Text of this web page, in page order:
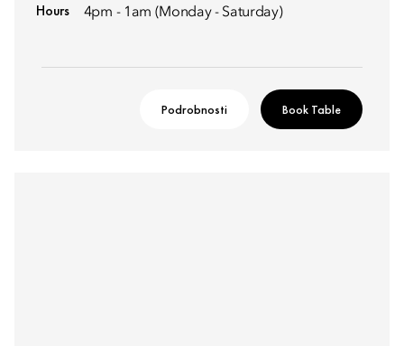
Hours 4pm - 1am (Monday - Saturday)
Podrobnosti Book Table